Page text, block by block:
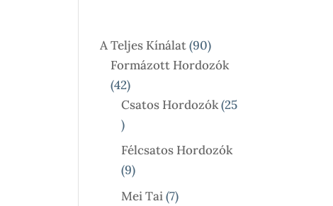
A Teljes Kínálat 9090
Termék
Formázott Hordozók
4242
Termék
Csatos Hordozók 25
25
Termék
Félcsatos Hordozók
99
Termék
Mei Tai 77